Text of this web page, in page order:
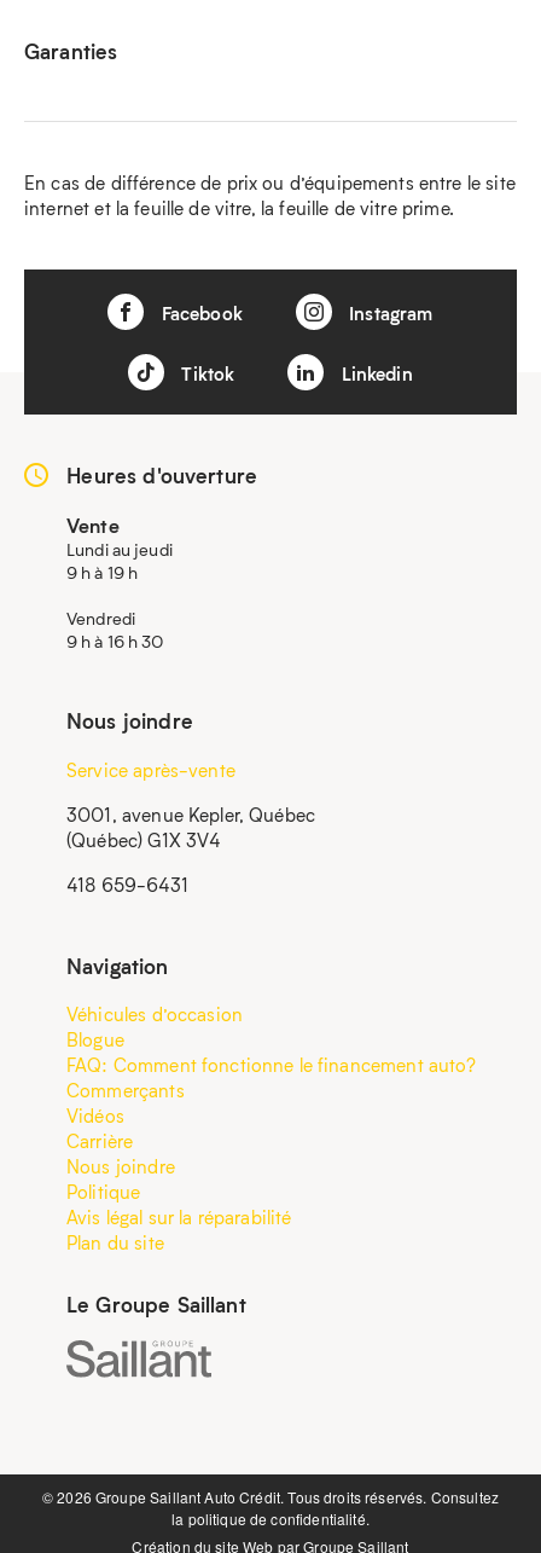
Garanties
En cas de différence de prix ou d’équipements entre le site
internet et la feuille de vitre, la feuille de vitre prime.
Facebook Instagram
Tiktok Linkedin
Heures d'ouverture
Vente
Lundi au jeudi
9 h à 19 h
Vendredi
9 h à 16 h 30
Nous joindre
Service après-vente
3001, avenue Kepler, Québec
(Québec) G1X 3V4
418 659-6431
Navigation
Véhicules d’occasion
Blogue
FAQ: Comment fonctionne le financement auto?
Commerçants
Vidéos
Carrière
Nous joindre
Politique
Avis légal sur la réparabilité
Plan du site
Le Groupe Saillant
©️ 2026 Groupe Saillant Auto Crédit. Tous droits réservés. Consultez
la politique de confidentialité.
Création du site Web parGroupe Saillant